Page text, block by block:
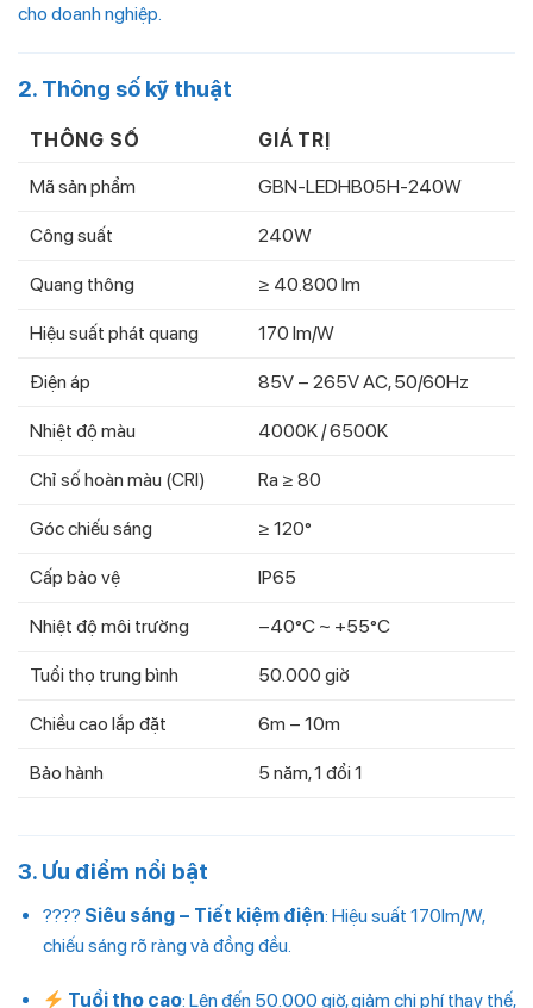
cho doanh nghiệp.
2. Thông số kỹ thuật
THÔNG SỐ GIÁ TRỊ
Mã sản phẩm GBN-LEDHB05H-240W
Công suất 240W
Quang thông ≥ 40.800 lm
Hiệu suất phát quang 170 lm/W
Điện áp 85V – 265V AC, 50/60Hz
Nhiệt độ màu 4000K / 6500K
Chỉ số hoàn màu (CRI) Ra ≥ 80
Góc chiếu sáng ≥ 120°
Cấp bảo vệ IP65
Nhiệt độ môi trường –40°C ~ +55°C
Tuổi thọ trung bình 50.000 giờ
Chiều cao lắp đặt 6m – 10m
Bảo hành 5 năm, 1 đổi 1
3. Ưu điểm nổi bật
???? Siêu sáng – Tiết kiệm điện: Hiệu suất 170lm/W,
chiếu sáng rõ ràng và đồng đều.
Tuổi thọ cao: Lên đến 50.000 giờ, giảm chi phí thay thế,